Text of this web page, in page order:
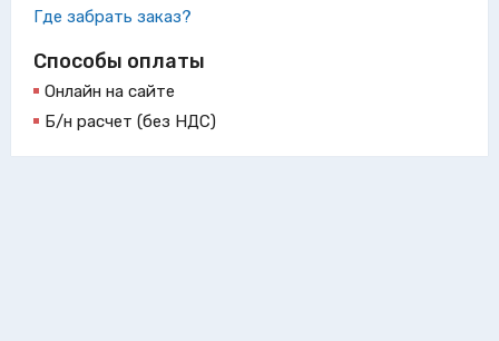
Где забрать заказ?
Способы оплаты
Онлайн на сайте
Б/н расчет (без НДС)